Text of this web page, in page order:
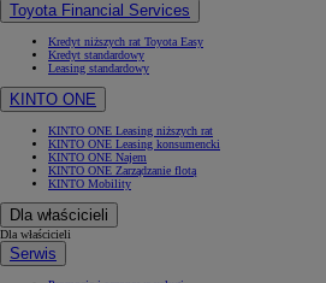
Toyota Financial Services
Kredyt niższych rat Toyota Easy
Kredyt standardowy
Leasing standardowy
KINTO ONE
KINTO ONE Leasing niższych rat
KINTO ONE Leasing konsumencki
KINTO ONE Najem
KINTO ONE Zarządzanie flotą
KINTO Mobility
Dla właścicieli
Dla właścicieli
Serwis